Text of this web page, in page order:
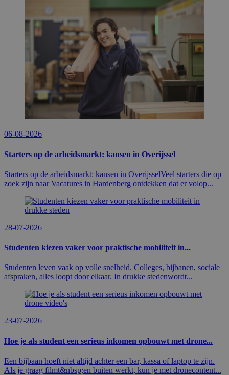
06-08-2026
Starters op de arbeidsmarkt: kansen in Overijssel
Starters op de arbeidsmarkt: kansen in OverijsselVeel starters die op
zoek zijn naar Vacatures in Hardenberg ontdekken dat er volop...
28-07-2026
Studenten kiezen vaker voor praktische mobiliteit in...
Studenten leven vaak op volle snelheid. Colleges, bijbanen, sociale
afspraken, alles loopt door elkaar. In drukke stedenwordt...
23-07-2026
Hoe je als student een serieus inkomen opbouwt met drone...
Een bijbaan hoeft niet altijd achter een bar, kassa of laptop te zijn.
Als je graag filmt&nbsp;en buiten werkt, kun je met dronecontent...